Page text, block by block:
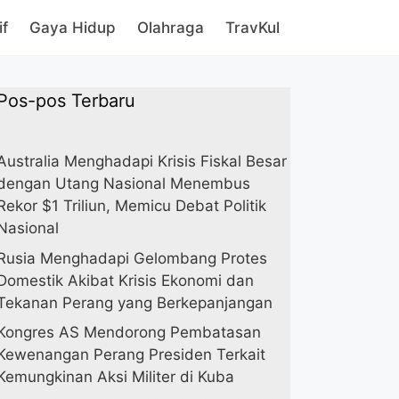
Gaya Hidup Olahraga TravKul
pos Terbaru
Menghadapi Krisis Fiskal Besar
Utang Nasional Menembus
$1 Triliun, Memicu Debat Politik
Menghadapi Gelombang Protes
Akibat Krisis Ekonomi dan
Perang yang Berkepanjangan
AS Mendorong Pembatasan
Perang Presiden Terkait
Aksi Militer di Kuba